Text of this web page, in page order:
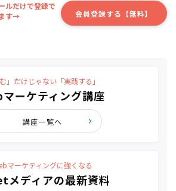
ルだけで登録で
す→
会員登録する【無料】
む」だけじゃない「実践する」
ーケティング講座
講座一覧へ
マーケティングに強くなる
ディアの最新資料